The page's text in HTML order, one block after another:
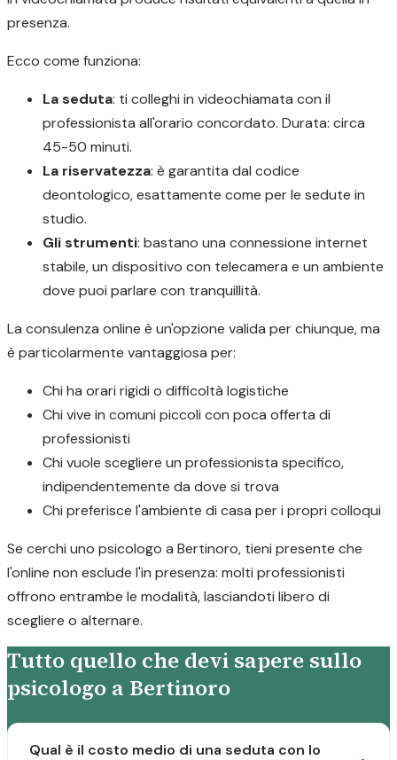
presenza.
Ecco come funziona:
La seduta: ti colleghi in videochiamata con il
professionista all'orario concordato. Durata: circa
45-50 minuti.
La riservatezza: è garantita dal codice
deontologico, esattamente come per le sedute in
studio.
Gli strumenti: bastano una connessione internet
stabile, un dispositivo con telecamera e un ambiente
dove puoi parlare con tranquillità.
La consulenza online è un'opzione valida per chiunque, ma
è particolarmente vantaggiosa per:
Chi ha orari rigidi o difficoltà logistiche
Chi vive in comuni piccoli con poca offerta di
professionisti
Chi vuole scegliere un professionista specifico,
indipendentemente da dove si trova
Chi preferisce l'ambiente di casa per i propri colloqui
Se cerchi uno psicologo a Bertinoro, tieni presente che
l'online non esclude l'in presenza: molti professionisti
offrono entrambe le modalità, lasciandoti libero di
scegliere o alternare.
Tutto quello che devi sapere sullo
psicologo a Bertinoro
Qual è il costo medio di una seduta con lo